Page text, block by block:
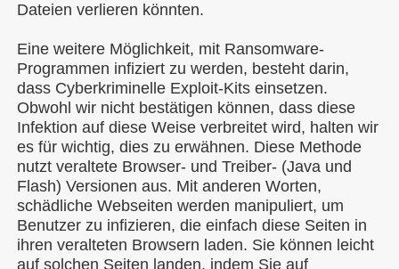
Dateien verlieren könnten.
Eine weitere Möglichkeit, mit Ransomware-
Programmen infiziert zu werden, besteht darin,
dass Cyberkriminelle Exploit-Kits einsetzen.
Obwohl wir nicht bestätigen können, dass diese
Infektion auf diese Weise verbreitet wird, halten wir
es für wichtig, dies zu erwähnen. Diese Methode
nutzt veraltete Browser- und Treiber- (Java und
Flash) Versionen aus. Mit anderen Worten,
schädliche Webseiten werden manipuliert, um
Benutzer zu infizieren, die einfach diese Seiten in
ihren veralteten Browsern laden. Sie können leicht
auf solchen Seiten landen, indem Sie auf